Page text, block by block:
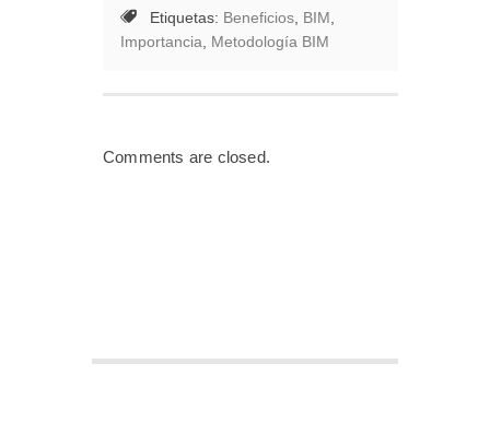
Etiquetas: Beneficios BIM
Importancia
Metodología BIM
Comments are closed.